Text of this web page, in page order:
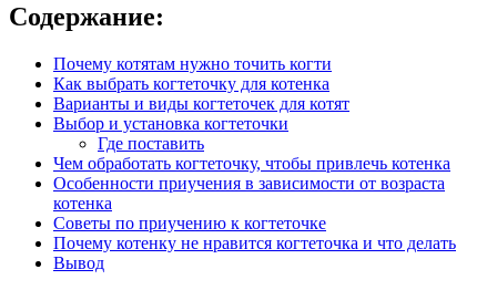
Содержание:
Почему котятам нужно точить когти
Как выбрать когтеточку для котенка
Варианты и виды когтеточек для котят
Выбор и установка когтеточки
Где поставить
Чем обработать когтеточку, чтобы привлечь котенка
Особенности приучения в зависимости от возраста
котенка
Советы по приучению к когтеточке
Почему котенку не нравится когтеточка и что делать
Вывод